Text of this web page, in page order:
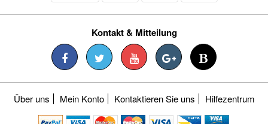
Kontakt & Mitteilung
Über uns Mein Konto Kontaktieren Sie uns Hilfezentrum